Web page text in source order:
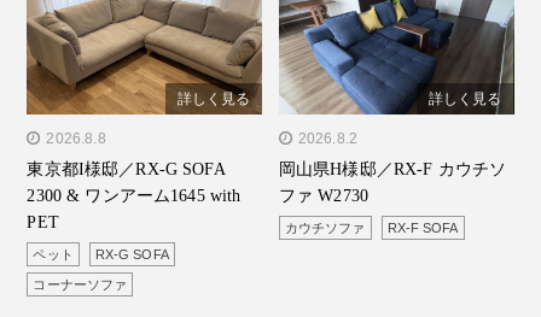
" alt="東京都I様邸／RX-G
SOFA 2300 & ワンアーム
1645 with PET"/>
詳しく見る
2026.8.8
東京都I様邸／RX-G SOFA
2300 & ワンアーム1645 with
PET
ペット RX-G SOFA
コーナーソファ
" alt="岡山県H様邸／RX-F
カウチソファ W2730"/>
詳しく見る
2026.8.2
岡山県H様邸／RX-F カウチソ
ファ W2730
カウチソファ RX-F SOFA